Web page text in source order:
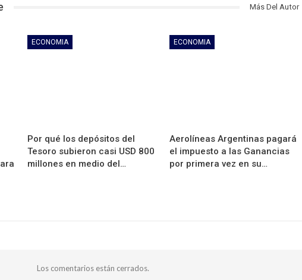
Más Del Autor
ECONOMIA
Por qué los depósitos del
Tesoro subieron casi USD 800
millones en medio del…
ECONOMIA
Aerolíneas Argentinas pagará
el impuesto a las Ganancias
por primera vez en su…
Los comentarios están cerrados.